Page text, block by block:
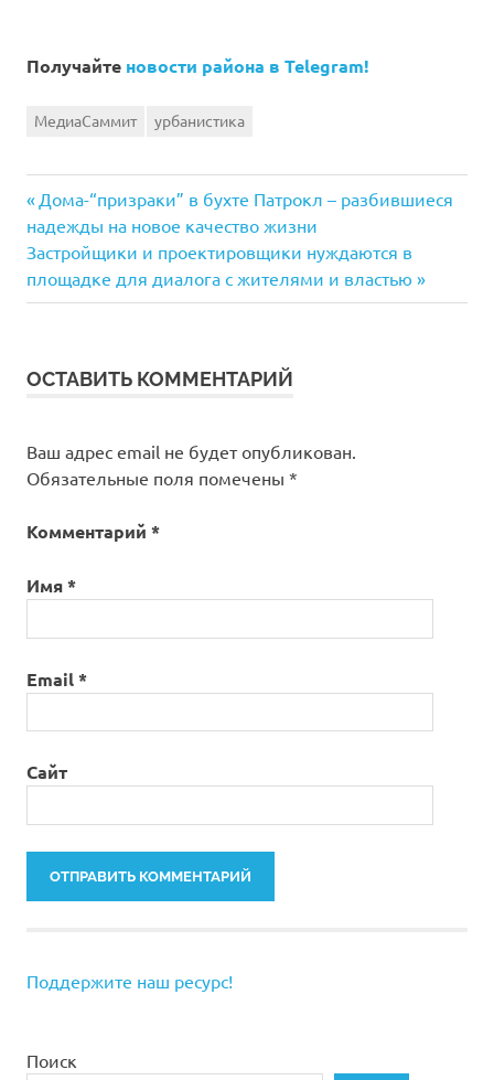
Получайте новости района в Telegram!
МедиаСаммит урбанистика
Навигация
по
записям
Предыдущая
запись:
Дома-“призраки” в бухте Патрокл – разбившиеся
надежды на новое качество жизни
Следующая
запись:
Застройщики и проектировщики нуждаются в
площадке для диалога с жителями и властью
ОСТАВИТЬ КОММЕНТАРИЙ
Ваш адрес email не будет опубликован.
Обязательные поля помечены *
Комментарий *
Имя*
Email*
Сайт
Поддержите наш ресурс!
Поиск